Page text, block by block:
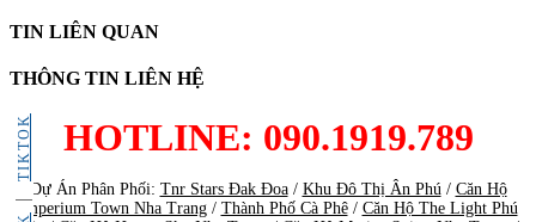
TIKTOK
TIN LIÊN QUAN
THÔNG TIN LIÊN HỆ
HOTLINE: 090.1919.789
Dự Án Phân Phối: Tnr Stars Đak Đoa/ Khu Đô Thị Ân Phú / Căn Hộ
Imperium Town Nha Trang/ Thành Phố Cà Phê/ Căn Hộ The Light Phú